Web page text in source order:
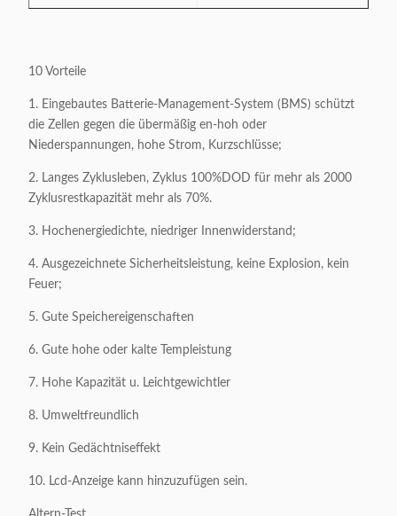
10 Vorteile
1. Eingebautes Batterie-Management-System (BMS) schützt
die Zellen gegen die übermäßig en-hoh oder
Niederspannungen, hohe Strom, Kurzschlüsse;
2. Langes Zyklusleben, Zyklus 100%DOD für mehr als 2000
Zyklusrestkapazität mehr als 70%.
3. Hochenergiedichte, niedriger Innenwiderstand;
4. Ausgezeichnete Sicherheitsleistung, keine Explosion, kein
Feuer;
5. Gute Speichereigenschaften
6. Gute hohe oder kalte Templeistung
7. Hohe Kapazität u. Leichtgewichtler
8. Umweltfreundlich
9. Kein Gedächtniseffekt
10. Lcd-Anzeige kann hinzuzufügen sein.